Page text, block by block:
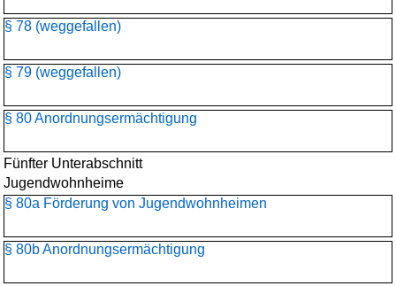
§ 78 (weggefallen)
§ 79 (weggefallen)
§ 80 Anordnungsermächtigung
Fünfter Unterabschnitt
Jugendwohnheime
§ 80a Förderung von Jugendwohnheimen
§ 80b Anordnungsermächtigung